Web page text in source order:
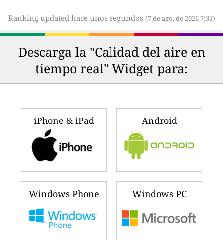
Ranking updated hace unos segundos (7 de ago. de 2026 7:31)
Descarga la "Calidad del aire en
tiempo real" Widget para:
iPhone & iPad Android
Windows Phone Windows PC